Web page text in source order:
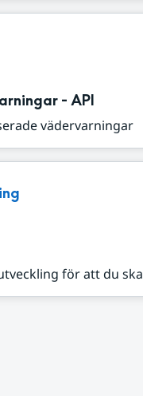
- API
vädervarningar
för att du